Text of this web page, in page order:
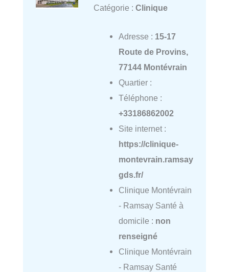
Catégorie : Clinique
Adresse : 15-17
Route de Provins,
77144 Montévrain
Quartier :
Téléphone :
+33186862002
Site internet :
https://clinique-
montevrain.ramsay
gds.fr/
Clinique Montévrain
- Ramsay Santé à
domicile : non
renseigné
Clinique Montévrain
- Ramsay Santé